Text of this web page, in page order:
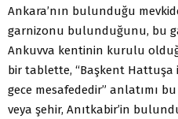
Ankara’nın bulunduğu
garnizonu bulunduğunu, bu
Ankuvva kentinin kurulu
bir tablette, “Başkent Hattuşa
gece mesafededir” anlatımı
veya şehir, Anıtkabir’in